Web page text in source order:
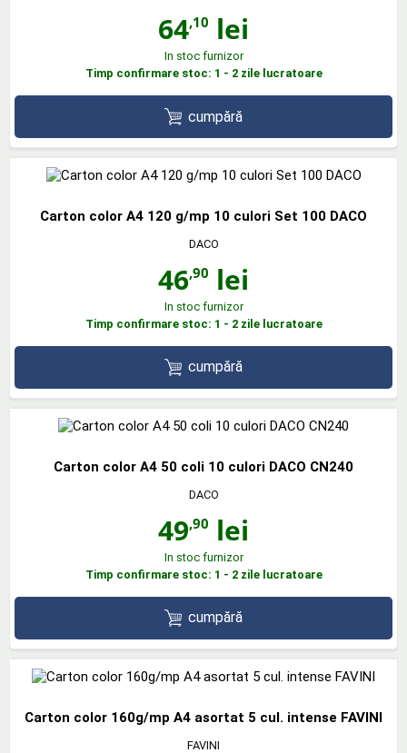
64,10 lei
In stoc furnizor
Timp confirmare stoc: 1 - 2 zile lucratoare
cumpără
Carton color A4 120 g/mp 10 culori Set 100 DACO
DACO
46,90 lei
In stoc furnizor
Timp confirmare stoc: 1 - 2 zile lucratoare
cumpără
Carton color A4 50 coli 10 culori DACO CN240
DACO
49,90 lei
In stoc furnizor
Timp confirmare stoc: 1 - 2 zile lucratoare
cumpără
Carton color 160g/mp A4 asortat 5 cul. intense FAVINI
FAVINI